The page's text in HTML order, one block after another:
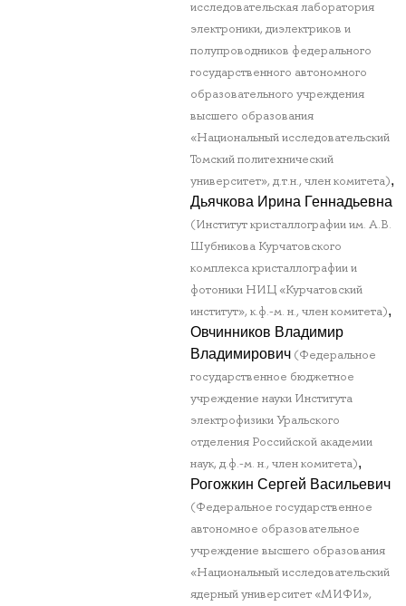
исследовательская лаборатория
электроники, диэлектриков и
полупроводников федерального
государственного автономного
образовательного учреждения
высшего образования
«Национальный исследовательский
Томский политехнический
университет», д.т.н., член комитета),
Дьячкова Ирина Геннадьевна
(Институт кристаллографии им. А.В.
Шубникова Курчатовского
комплекса кристаллографии и
фотоники НИЦ «Курчатовский
институт», к.ф.-м. н., член комитета),
Овчинников Владимир
Владимирович (Федеральное
государственное бюджетное
учреждение науки Института
электрофизики Уральского
отделения Российской академии
наук, д.ф.-м. н., член комитета),
Рогожкин Сергей Васильевич
(Федеральное государственное
автономное образовательное
учреждение высшего образования
«Национальный исследовательский
ядерный университет «МИФИ»,